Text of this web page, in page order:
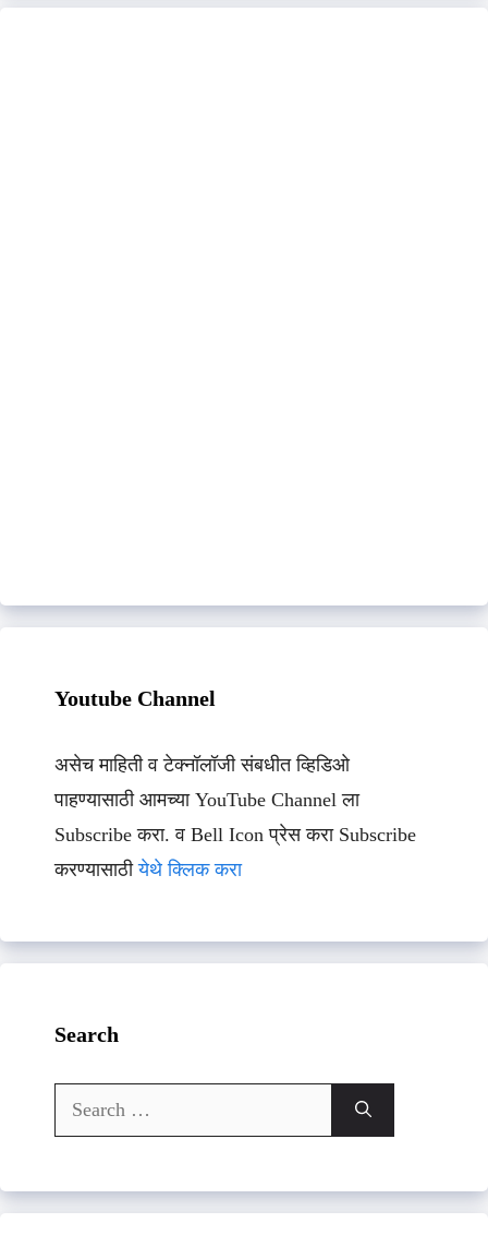
Youtube Channel
असेच माहिती व टेक्नॉलॉजी संबधीत व्हिडिओ
पाहण्यासाठी आमच्या YouTube Channel ला
Subscribe करा. व Bell Icon प्रेस करा Subscribe
करण्यासाठीयेथे क्लिक करा
Search
Search
for: